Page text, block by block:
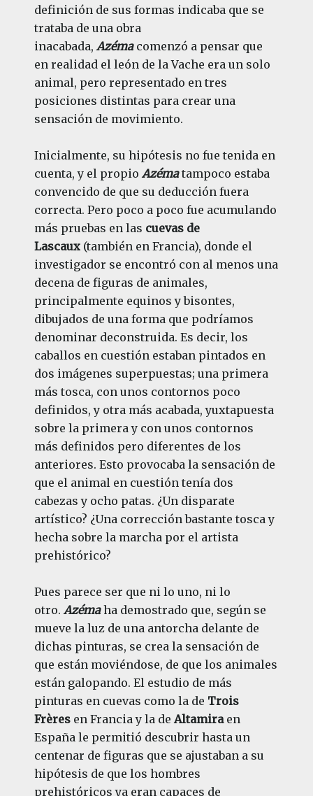
definición de sus formas indicaba que se
trataba de una obra
inacabada, Azéma comenzó a pensar que
en realidad el león de la Vache era un solo
animal, pero representado en tres
posiciones distintas para crear una
sensación de movimiento.
Inicialmente, su hipótesis no fue tenida en
cuenta, y el propio Azéma tampoco estaba
convencido de que su deducción fuera
correcta. Pero poco a poco fue acumulando
más pruebas en las cuevas de
Lascaux(también en Francia), donde el
investigador se encontró con al menos una
decena de figuras de animales,
principalmente equinos y bisontes,
dibujados de una forma que podríamos
denominar deconstruida. Es decir, los
caballos en cuestión estaban pintados en
dos imágenes superpuestas; una primera
más tosca, con unos contornos poco
definidos, y otra más acabada, yuxtapuesta
sobre la primera y con unos contornos
más definidos pero diferentes de los
anteriores. Esto provocaba la sensación de
que el animal en cuestión tenía dos
cabezas y ocho patas. ¿Un disparate
artístico? ¿Una corrección bastante tosca y
hecha sobre la marcha por el artista
prehistórico?
Pues parece ser que ni lo uno, ni lo
otro. Azéma ha demostrado que, según se
mueve la luz de una antorcha delante de
dichas pinturas, se crea la sensación de
que están moviéndose, de que los animales
están galopando. El estudio de más
pinturas en cuevas como la de Trois
Frèresen Francia y la de Altamiraen
España le permitió descubrir hasta un
centenar de figuras que se ajustaban a su
hipótesis de que los hombres
prehistóricos ya eran capaces de